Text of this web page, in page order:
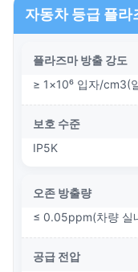
자동차 등급 플라
플라즈마 방출 강도
≥ 1×10⁶ 입자/cm3(
보호 수준
IP5K
오존 방출량
≤ 0.05ppm(차량 실
공급 전압